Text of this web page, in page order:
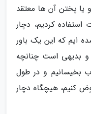
یا پختن آن ها معتقد
استفاده کردیم، دچار
ایم که این یک باور
و بدیهی است چنانچه
در آب بخیسانیم و در طول
کنیم، هیچگاه دچار